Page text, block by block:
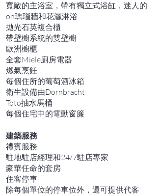
寬敞的主浴室，帶有獨立式浴缸，迷人的
on瑪瑙牆和花灑淋浴
拋光石英複合櫃
帶壁櫥系統的雙壁櫥
歐洲櫥櫃
全套Miele廚房電器
燃氣烹飪
每個住所的葡萄酒冰箱
衛生設備由Dornbracht
Toto抽水馬桶
每個住宅中的電動窗簾
建築服務
禮賓服務
駐地駐店經理和24/7駐店專家
豪華任命的套房
住客停車
除每個單位的停車位外，還可提供代客